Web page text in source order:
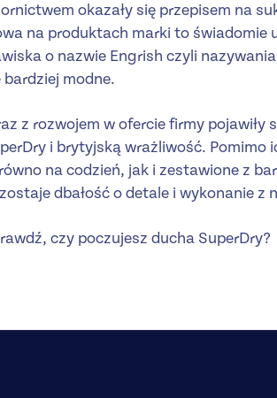
okazały się przepisem na
na produktach marki to
o nazwie Engrish czyli
bardziej modne.
z rozwojem w ofercie firmy
i brytyjską wrażliwość. Pomimo
na codzień, jak i zestawione z
dbałość o detale i wykonanie z
czy poczujesz ducha SuperDry?